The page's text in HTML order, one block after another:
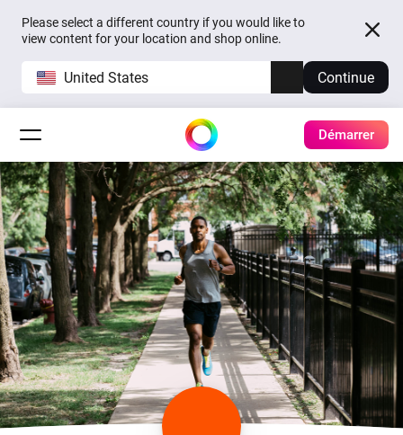
Please select a different country if you would like to
view content for your location and shop online.
United States Continue
Démarrer